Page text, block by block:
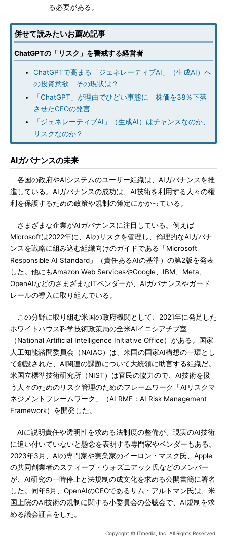
る必要がある。
併せて読みたいお薦め記事
ChatGPTの「リスク」を警戒する経営者
ChatGPTで高まる「ジェネレーティブAI」（生成AI）へ
の投資意欲 その現状は？
「ChatGPT」が理由でひどい事態に 株価を38％下落
させたCEOの発言
「ジェネレーティブAI」（生成AI）はチャンスなのか、
リスクなのか？
AIガバナンスの未来
各国の政府やAIシステムのユーザー組織は、AIガバナンスを推
進している。AIガバナンスの成功は、AI技術を利用する人々の権
利を保護するための政策や規制の策定にかかっている。
さまざまな企業がAIガバナンスに注目している。例えば
Microsoftは2022年に、AIのリスクを管理し、倫理的なAIガバナ
ンスを戦略に組み込む組織向けのガイドである「Microsoft
Responsible AI Standard」（責任あるAIの基準）の第2版を発表
した。他にもAmazon Web ServicesやGoogle、IBM、Meta、
OpenAIなどのさまざまなITベンダーが、AIガバナンスやガード
レールの導入に取り組んでいる。
この分野に取り組む米国の政府機関として、2021年に発足した
ホワイトハウス科学技術政策局の全米AIイニシアチブ室
（National Artificial Intelligence Initiative Office）がある。国家
人工知能諮問委員会（NAIAC）は、米国の国家AI構想の一環とし
て創設された、AI関連の課題について大統領に助言する組織だ。
米国立標準技術研究所（NIST）は官民の協力ので、AI技術を扱
う人々のためのリスク管理のためのフレームワーク「AIリスクマ
ネジメントフレームワーク」（AI RMF：AI Risk Management
Framework）を開発した。
AIに説明責任や透明性を求める法制度の整備が、現実のAI技術
に追い付いていないと懸念を表明する専門家やベンダーもある。
2023年3月、AIの専門家や実業家のイーロン・マスク氏、Apple
の共同創業者のスティーブ・ウォズニアック氏などのメンバー
が、AI研究の一時停止と法規制の成文化を求める公開書簡に署名
した。同年5月、OpenAIのCEOであるサム・アルトマン氏は、米
国上院のAI技術の規制に関する小委員会の公聴会で、AI規制を求
める議会証言をした。
Copyright © ITmedia, Inc. All Rights Reserved.